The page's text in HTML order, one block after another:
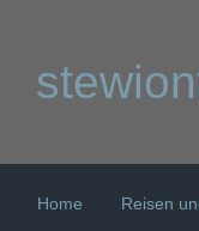
Home Reisen